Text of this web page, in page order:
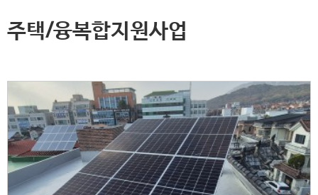
주택/융복합지원사업